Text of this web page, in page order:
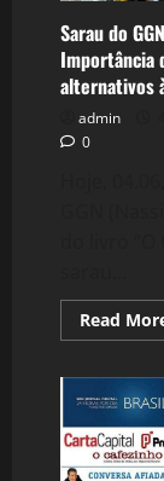
Sarau do
Importância
alternativos
admin
0
Read